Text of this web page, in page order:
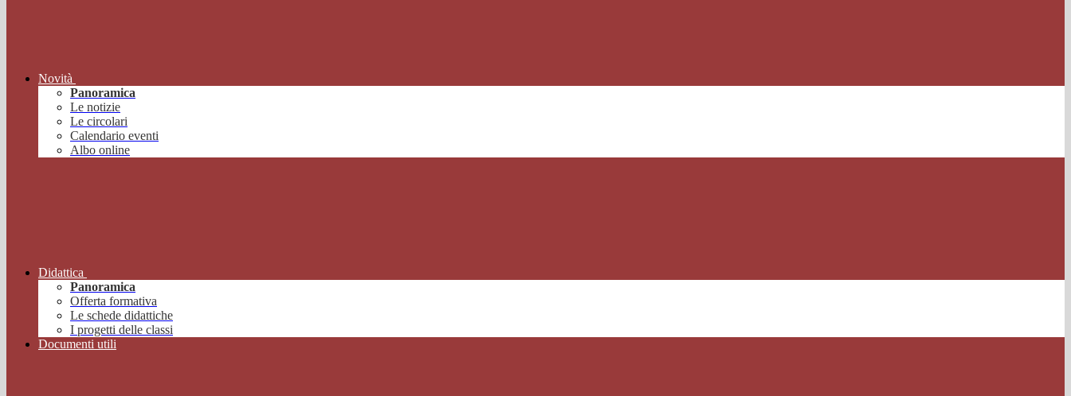
Novità
Panoramica
Le notizie
Le circolari
Calendario eventi
Albo online
Didattica
Panoramica
Offerta formativa
Le schede didattiche
I progetti delle classi
Documenti utili